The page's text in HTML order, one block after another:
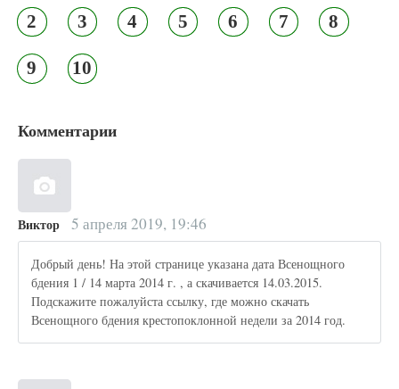
2 3 4 5 6 7 8
9 10
Комментарии
Виктор 5 апреля 2019, 19:46
Добрый день! На этой странице указана дата Всенощного
бдения 1 / 14 марта 2014 г. , а скачивается 14.03.2015.
Подскажите пожалуйста ссылку, где можно скачать
Всенощного бдения крестопоклонной недели за 2014 год.